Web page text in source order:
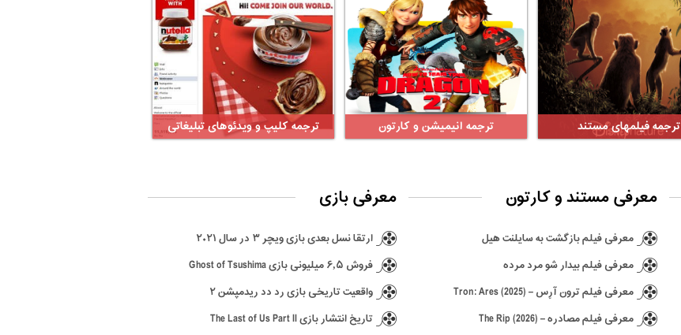
ترجمه فیلمهای مستند ترجمه انیمیشن و کارتون ترجمه کلیپ و ویدئوهای تبلیغاتی
معرفی مستند و کارتون
معرفی فیلم بازگشت به سایلنت هیل
معرفی فیلم بیدار شو مرد مرده
معرفی فیلم ترون آرِس – Tron: Ares (2025)
معرفی فیلم مصادره – The Rip (2026)
معرفی بازی
ارتقا نسل بعدی بازی ویچر ۳ در سال ۲۰۲۱
فروش ۶٫۵ میلیونی بازی Ghost of Tsushima
واقعیت تاریخی بازی رد دد ریدمپشن ۲
تاریخ انتشار بازی The Last of Us Part II